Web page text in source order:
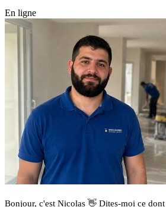
En ligne
Bonjour, c'est Nicolas 👋 Dites-moi ce